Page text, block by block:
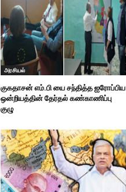
அரசியல்
குகதாசன் எம்.பி யை சந்தித்த ஐரோப்பிய
ஒன்றியத்தின் தேர்தல் கண்காணிப்பு
குழு